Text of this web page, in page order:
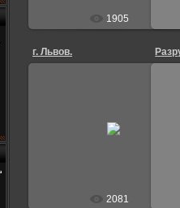
1905
г. Львов.
ст.лейтенант Рубникович,
2081